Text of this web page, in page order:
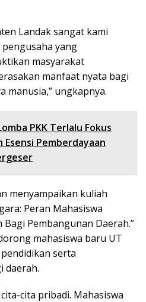
Landak sangat kami
pengusaha yang
masyarakat
manfaat nyata bagi
manusia,” ungkapnya.
PKK Terlalu Fokus
Esensi Pemberdayaan
menyampaikan kuliah
Peran Mahasiswa
Pembangunan Daerah.”
mahasiswa baru UT
serta
daerah.
cita pribadi. Mahasiswa